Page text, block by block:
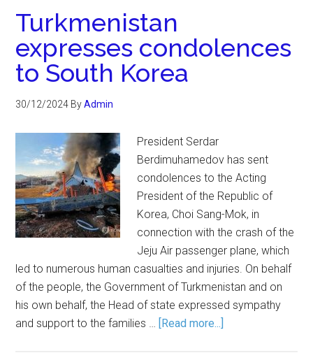
Turkmenistan
expresses condolences
to South Korea
30/12/2024 ByAdmin
President Serdar
Berdimuhamedov has sent
condolences to the Acting
President of the Republic of
Korea, Choi Sang-Mok, in
connection with the crash of the
Jeju Air passenger plane, which
led to numerous human casualties and injuries. On behalf
of the people, the Government of Turkmenistan and on
his own behalf, the Head of state expressed sympathy
and support to the families … [Read more...]